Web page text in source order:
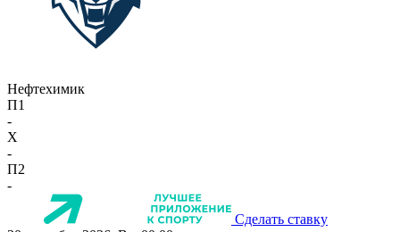
Нефтехимик
П1
-
X
-
П2
-
Сделать ставку